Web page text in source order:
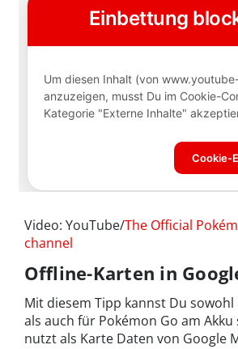
Video: YouTube/The Official
channel
Offline-Karten in
Mit diesem Tipp kannst Du
als auch für Pokémon Go am Akku
nutzt als Karte Daten von Google